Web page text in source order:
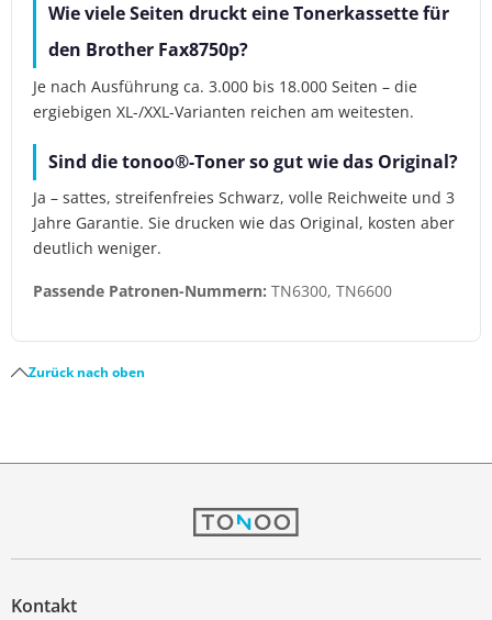
Wie viele Seiten druckt eine Tonerkassette für
den Brother Fax8750p?
Je nach Ausführung ca. 3.000 bis 18.000 Seiten – die
ergiebigen XL-/XXL-Varianten reichen am weitesten.
Sind die tonoo®-Toner so gut wie das Original?
Ja – sattes, streifenfreies Schwarz, volle Reichweite und 3
Jahre Garantie. Sie drucken wie das Original, kosten aber
deutlich weniger.
Passende Patronen-Nummern: TN6300, TN6600
Zurück nach oben
Kontakt